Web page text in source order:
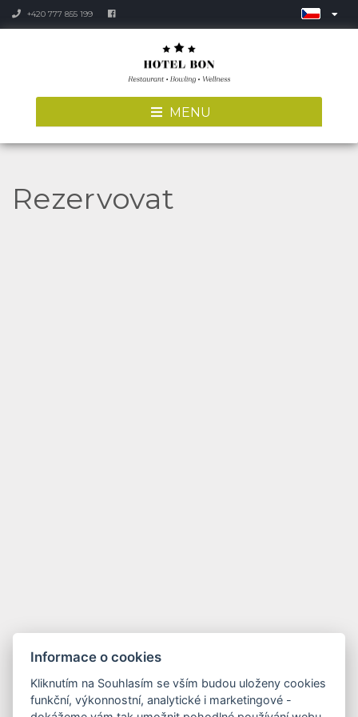
+420 777 855 199
MENU
Rezervovat
Informace o cookies
Kliknutím na Souhlasím se vším budou uloženy cookies
funkční, výkonnostní, analytické i marketingové -